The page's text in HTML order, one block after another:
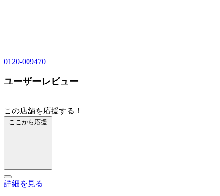
0120-009470
ユーザーレビュー
この店舗を応援する！
ここから応援
詳細を見る